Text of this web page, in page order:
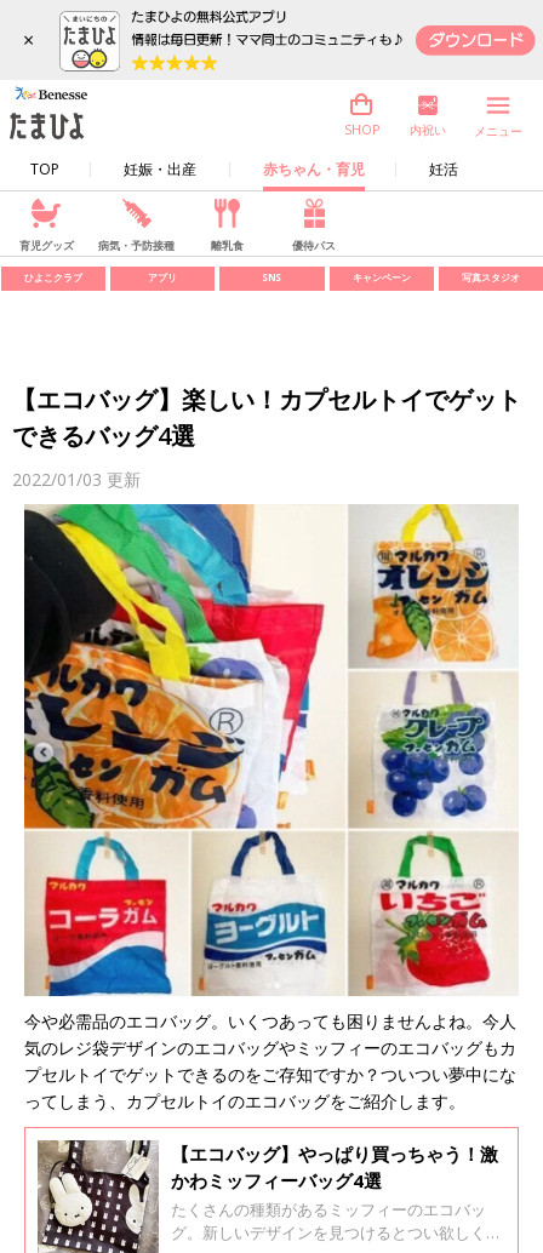
×
TOP 妊娠・出産 赤ちゃん・育児 妊活
SHOP 内祝い メニュー
育児グッズ 病気・予防接種 離乳食 優待パス
ひよこクラブ アプリ SNS キャンペーン 写真スタジオ
【エコバッグ】楽しい！カプセルトイでゲット
できるバッグ4選
2022/01/03 更新
今や必需品のエコバッグ。いくつあっても困りませんよね。今人
気のレジ袋デザインのエコバッグやミッフィーのエコバッグもカ
プセルトイでゲットできるのをご存知ですか？ついつい夢中にな
ってしまう、カプセルトイのエコバッグをご紹介します。
【エコバッグ】やっぱり買っちゃう！激
かわミッフィーバッグ4選
たくさんの種類があるミッフィーのエコバッ
グ。新しいデザインを見つけるとつい欲しくな